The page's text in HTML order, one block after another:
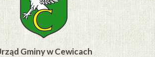
Gminy w Cewicach